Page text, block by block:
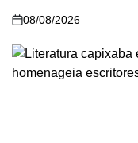
08/08/2026